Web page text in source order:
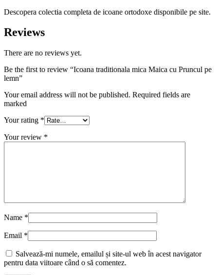
Descopera colectia completa de icoane ortodoxe disponibile pe site.
Reviews
There are no reviews yet.
Be the first to review “Icoana traditionala mica Maica cu Pruncul pe
lemn”
Your email address will not be published. Required fields are
marked
Your rating *
Your review *
Name *
Email *
Salvează-mi numele, emailul și site-ul web în acest navigator
pentru data viitoare când o să comentez.